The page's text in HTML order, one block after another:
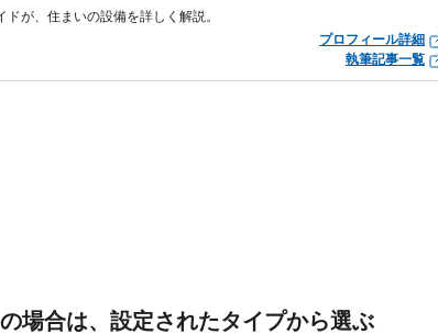
が、住まいの設備を詳しく解説。
プロフィール詳細
執筆記事一覧
場合は、設定されたタイプから選ぶ